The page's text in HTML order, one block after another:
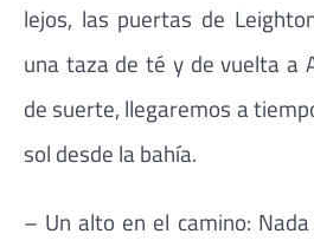
lejos, las puertas de
una taza de té y de vuelta a
de suerte, llegaremos a
sol desde la bahía.
– Un alto en el camino: